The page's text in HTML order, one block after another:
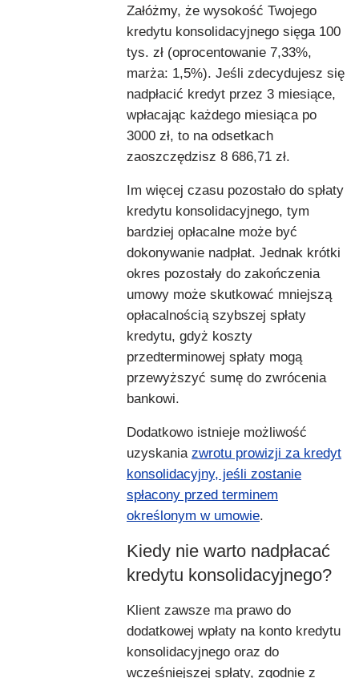
Załóżmy, że wysokość Twojego
kredytu konsolidacyjnego sięga 100
tys. zł (oprocentowanie 7,33%,
marża: 1,5%). Jeśli zdecydujesz się
nadpłacić kredyt przez 3 miesiące,
wpłacając każdego miesiąca po
3000 zł, to na odsetkach
zaoszczędzisz 8 686,71 zł.
Im więcej czasu pozostało do spłaty
kredytu konsolidacyjnego, tym
bardziej opłacalne może być
dokonywanie nadpłat. Jednak krótki
okres pozostały do zakończenia
umowy może skutkować mniejszą
opłacalnością szybszej spłaty
kredytu, gdyż koszty
przedterminowej spłaty mogą
przewyższyć sumę do zwrócenia
bankowi.
Dodatkowo istnieje możliwość
uzyskania zwrotu prowizji za kredyt
konsolidacyjny, jeśli zostanie
spłacony przed terminem
określonym w umowie.
Kiedy nie warto nadpłacać
kredytu konsolidacyjnego?
Klient zawsze ma prawo do
dodatkowej wpłaty na konto kredytu
konsolidacyjnego oraz do
wcześniejszej spłaty, zgodnie z